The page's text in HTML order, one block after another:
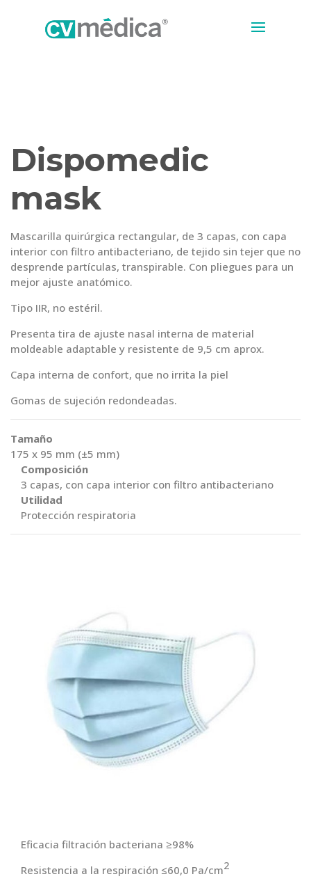
Dispomedic
mask
Mascarilla quirúrgica rectangular, de 3 capas, con capa
interior con filtro antibacteriano, de tejido sin tejer que no
desprende partículas, transpirable. Con pliegues para un
mejor ajuste anatómico.
Tipo IIR, no estéril.
Presenta tira de ajuste nasal interna de material
moldeable adaptable y resistente de 9,5 cm aprox.
Capa interna de confort, que no irrita la piel
Gomas de sujeción redondeadas.
Tamaño
175 x 95 mm (±5 mm)
Composición
3 capas, con capa interior con filtro antibacteriano
Utilidad
Protección respiratoria
Eficacia filtración bacteriana ≥98%
Resistencia a la respiración ≤60,0 Pa/cm2